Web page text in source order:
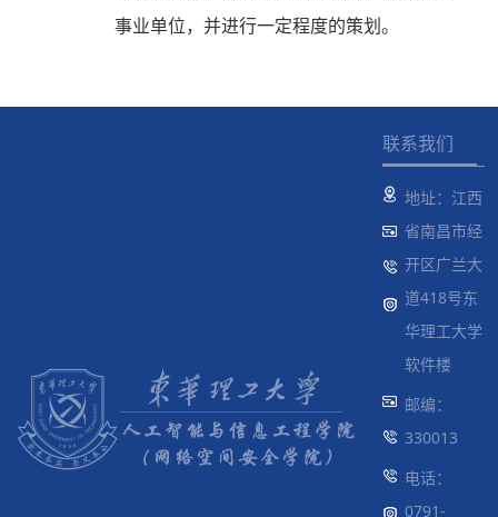
事业单位，并进行一定程度的策划。
联系我们
地址：江西
省南昌市经
开区广兰大
道418号东
华理工大学
软件楼
邮编：
330013
电话：
0791-